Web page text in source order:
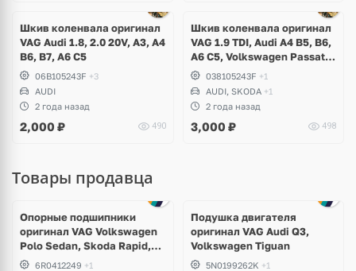
Шкив коленвала оригинал
VAG Audi 1.8, 2.0 20V, A3, A4
B6, B7, A6 C5
06B105243F +3
AUDI
2 года назад
2,000 ₽ 490
Шкив коленвала оригинал
VAG 1.9 TDI, Audi A4 B5, B6,
A6 C5, Volkswagen Passat
B5, B5+, Skoda Superb I
038105243F +1
AUDI, SKODA +1
2 года назад
3,000 ₽ 498
Товары продавца
Опорные подшипники
оригинал VAG Volkswagen
Polo Sedan, Skoda Rapid,
Audi A1
6R0412249 +1
Подушка двигателя
оригинал VAG Audi Q3,
Volkswagen Tiguan
5N0199262K +1